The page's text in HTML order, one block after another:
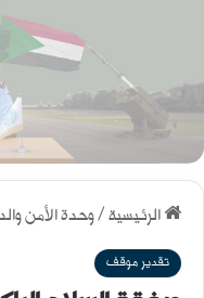
الرئيسية/وحدة الأمن
تقدير موقف